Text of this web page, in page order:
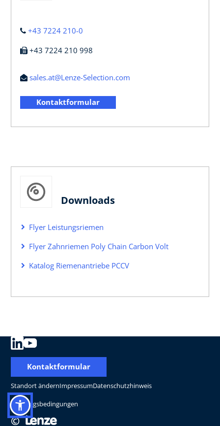
+43 7224 210-0
+43 7224 210 998
sales.at@Lenze-Selection.com
Kontaktformular
Downloads
Flyer Leistungsriemen
Flyer Zahnriemen Poly Chain Carbon Volt
Katalog Riemenantriebe PCCV
©
Standort ändernImpressumDatenschutzhinweis
Nutzungsbedingungen
Kontaktformular